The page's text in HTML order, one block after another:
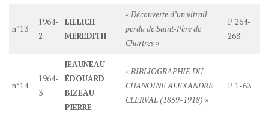
n°13
1964-
2
LILLICH
MEREDITH
« Découverte d’un vitrail
perdu de Saint-Père de
Chartres »
P 264-
268
n°14
1964-
3
JEAUNEAU
ÉDOUARD
BIZEAU
PIERRE
« BIBLIOGRAPHIE DU
CHANOINE ALEXANDRE
CLERVAL (1859-1918) »
P 1-63